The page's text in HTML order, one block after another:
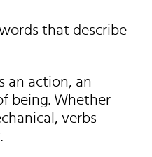
being. Whether
verbs